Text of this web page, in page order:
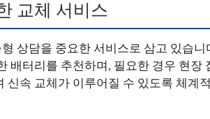
교체 서비스
상담을 중요한 서비스로 삼고 있습니
배터리를 추천하며, 필요한 경우 현장
신속 교체가 이루어질 수 있도록 체계